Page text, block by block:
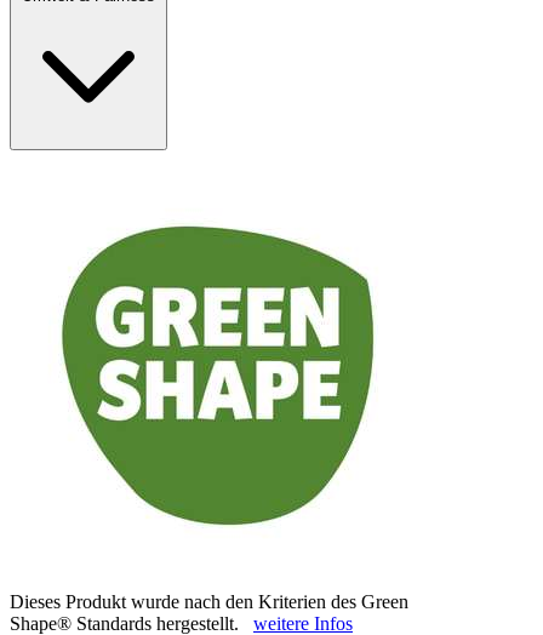
Dieses Produkt wurde nach den Kriterien des Green
Shape® Standards hergestellt. weitere Infos